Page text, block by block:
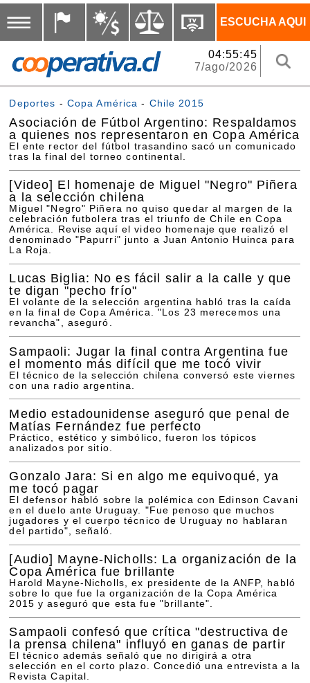
ESCUCHA AQUI
04:55:45
7/ago/2026
Deportes - Copa América - Chile 2015
Asociación de Fútbol Argentino: Respaldamos
a quienes nos representaron en Copa América
El ente rector del fútbol trasandino sacó un comunicado
tras la final del torneo continental.
[Video] El homenaje de Miguel "Negro" Piñera
a la selección chilena
Miguel "Negro" Piñera no quiso quedar al margen de la
celebración futbolera tras el triunfo de Chile en Copa
América. Revise aquí el video homenaje que realizó el
denominado "Papurri" junto a Juan Antonio Huinca para
La Roja.
Lucas Biglia: No es fácil salir a la calle y que
te digan "pecho frío"
El volante de la selección argentina habló tras la caída
en la final de Copa América. "Los 23 merecemos una
revancha", aseguró.
Sampaoli: Jugar la final contra Argentina fue
el momento más difícil que me tocó vivir
El técnico de la selección chilena conversó este viernes
con una radio argentina.
Medio estadounidense aseguró que penal de
Matías Fernández fue perfecto
Práctico, estético y simbólico, fueron los tópicos
analizados por sitio.
Gonzalo Jara: Si en algo me equivoqué, ya
me tocó pagar
El defensor habló sobre la polémica con Edinson Cavani
en el duelo ante Uruguay. "Fue penoso que muchos
jugadores y el cuerpo técnico de Uruguay no hablaran
del partido", señaló.
[Audio] Mayne-Nicholls: La organización de la
Copa América fue brillante
Harold Mayne-Nicholls, ex presidente de la ANFP, habló
sobre lo que fue la organización de la Copa América
2015 y aseguró que esta fue "brillante".
Sampaoli confesó que crítica "destructiva de
la prensa chilena" influyó en ganas de partir
El técnico además señaló que no dirigirá a otra
selección en el corto plazo. Concedió una entrevista a la
Revista Capital.